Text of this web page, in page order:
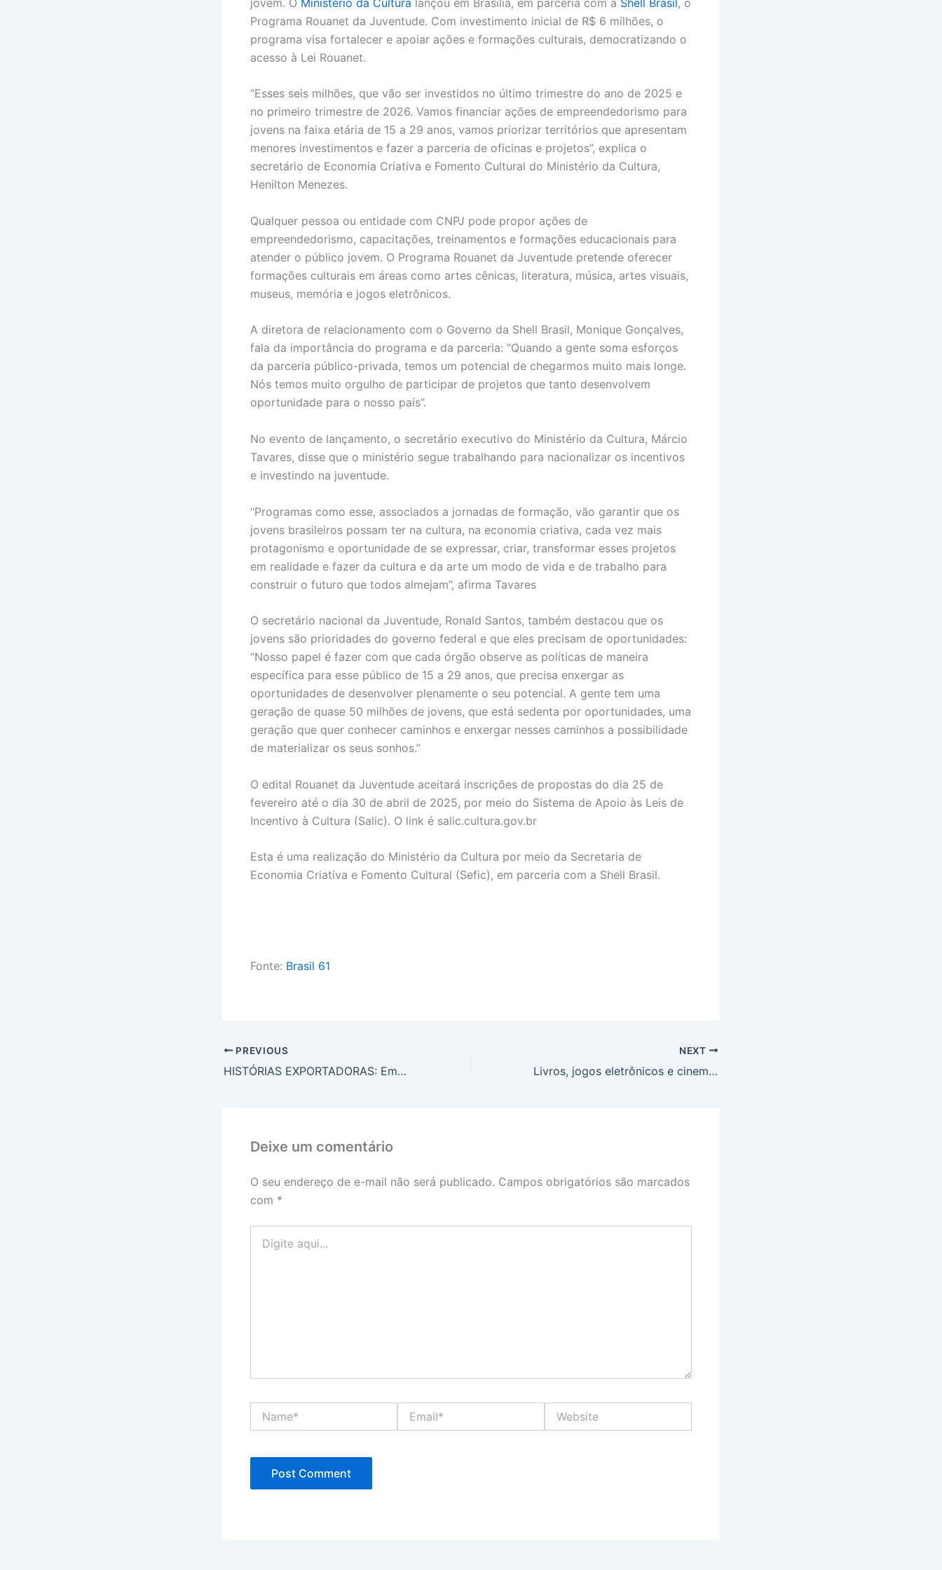
Programa Rouanet da Juventude. Com investimento inicial de R$ 6 milhões, o
programa visa fortalecer e apoiar ações e formações culturais, democratizando o
acesso à Lei Rouanet.
“Esses seis milhões, que vão ser investidos no último trimestre do ano de 2025 e
no primeiro trimestre de 2026. Vamos financiar ações de empreendedorismo para
jovens na faixa etária de 15 a 29 anos, vamos priorizar territórios que apresentam
menores investimentos e fazer a parceria de oficinas e projetos”, explica o
secretário de Economia Criativa e Fomento Cultural do Ministério da Cultura,
Henilton Menezes.
Qualquer pessoa ou entidade com CNPJ pode propor ações de
empreendedorismo, capacitações, treinamentos e formações educacionais para
atender o público jovem. O Programa Rouanet da Juventude pretende oferecer
formações culturais em áreas como artes cênicas, literatura, música, artes visuais,
museus, memória e jogos eletrônicos.
A diretora de relacionamento com o Governo da Shell Brasil, Monique Gonçalves,
fala da importância do programa e da parceria: “Quando a gente soma esforços
da parceria público-privada, temos um potencial de chegarmos muito mais longe.
Nós temos muito orgulho de participar de projetos que tanto desenvolvem
oportunidade para o nosso país”.
No evento de lançamento, o secretário executivo do Ministério da Cultura, Márcio
Tavares, disse que o ministério segue trabalhando para nacionalizar os incentivos
e investindo na juventude.
“Programas como esse, associados a jornadas de formação, vão garantir que os
jovens brasileiros possam ter na cultura, na economia criativa, cada vez mais
protagonismo e oportunidade de se expressar, criar, transformar esses projetos
em realidade e fazer da cultura e da arte um modo de vida e de trabalho para
construir o futuro que todos almejam”, afirma Tavares
O secretário nacional da Juventude, Ronald Santos, também destacou que os
jovens são prioridades do governo federal e que eles precisam de oportunidades:
“Nosso papel é fazer com que cada órgão observe as políticas de maneira
específica para esse público de 15 a 29 anos, que precisa enxergar as
oportunidades de desenvolver plenamente o seu potencial. A gente tem uma
geração de quase 50 milhões de jovens, que está sedenta por oportunidades, uma
geração que quer conhecer caminhos e enxergar nesses caminhos a possibilidade
de materializar os seus sonhos.”
O edital Rouanet da Juventude aceitará inscrições de propostas do dia 25 de
fevereiro até o dia 30 de abril de 2025, por meio do Sistema de Apoio às Leis de
Incentivo à Cultura (Salic). O link é salic.cultura.gov.br
Esta é uma realização do Ministério da Cultura por meio da Secretaria de
Economia Criativa e Fomento Cultural (Sefic), em parceria com a Shell Brasil.
Fonte: Brasil 61
PREVIOUS
HISTÓRIAS EXPORTADORAS: Empresa brasiliense conquista certificação internacional para exportação de pasteis de nata
NEXT
Livros, jogos eletrônicos e cinema são os gêneros culturais preferidos dos brasileiros das capitais, revela pesquisa
Deixe um comentário
O seu endereço de e-mail não será publicado. Campos obrigatórios são marcados
com *
aqui...